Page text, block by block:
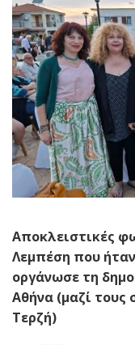
Αποκλειστικές
Λεμπέση που
οργάνωσε τη
Αθήνα (μαζί τους
Τερζή)